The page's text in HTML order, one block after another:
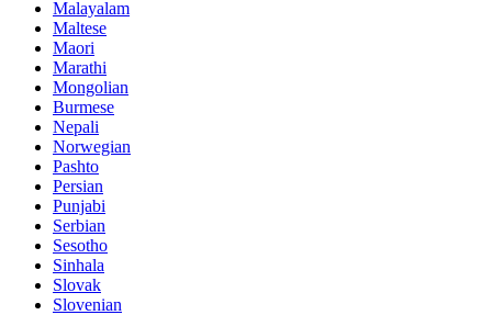
Malayalam
Maltese
Maori
Marathi
Mongolian
Burmese
Nepali
Norwegian
Pashto
Persian
Punjabi
Serbian
Sesotho
Sinhala
Slovak
Slovenian